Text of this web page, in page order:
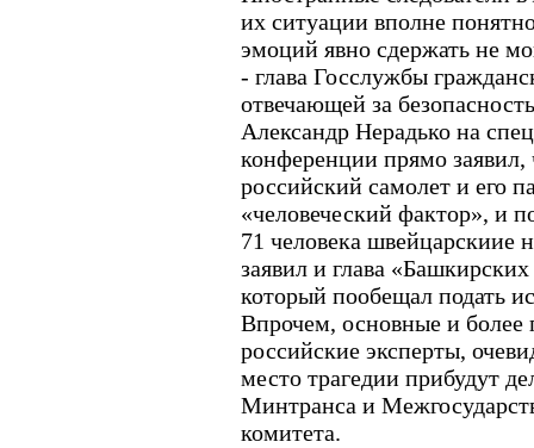
их ситуации вполне
эмоций явно сдержать не
- глава Госслужбы
отвечающей за
Александр Нерадько на
конференции прямо
российский самолет и его
«человеческий фактор», и
71 человека швейцарскиие
заявил и глава
который пообещал подать
Впрочем, основные и более
российские эксперты,
место трагедии прибудут
Минтранса и
комитета.